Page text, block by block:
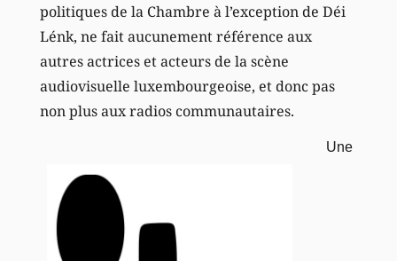
politiques de la Chambre à l’exception de Déi
Lénk, ne fait aucunement référence aux
autres actrices et acteurs de la scène
audiovisuelle luxembourgeoise, et donc pas
non plus aux radios communautaires.
Une